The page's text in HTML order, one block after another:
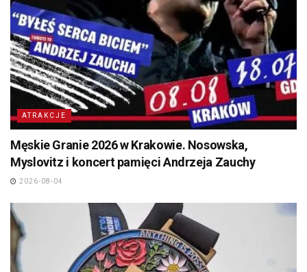
ATRAKCJE
Męskie Granie 2026 w Krakowie. Nosowska,
Myslovitz i koncert pamięci Andrzeja Zauchy
2026-08-04